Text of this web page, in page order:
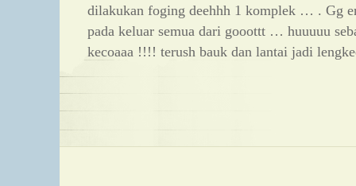
dilakukan foging deehhh 1 komplek … . Gg
pada keluar semua dari gooottt … huuuuu
kecoaaa !!!! terush bauk dan lantai jadi